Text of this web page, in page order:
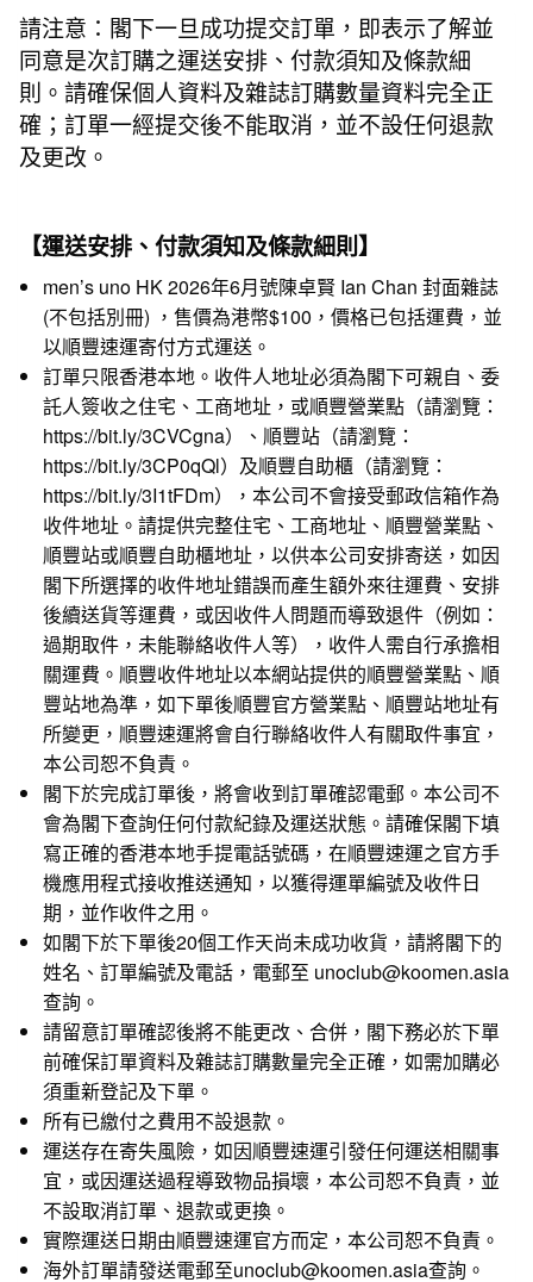
請注意：閣下一旦成功提交訂單，即表示了解並
同意是次訂購之運送安排、付款須知及條款細
則。請確保個人資料及雜誌訂購數量資料完全正
確；訂單一經提交後不能取消，並不設任何退款
及更改。
【運送安排、付款須知及條款細則】
men’s uno HK 2026年6月號陳卓賢 Ian Chan 封面雜誌
(不包括別冊) ，售價為港幣$100，價格已包括運費，並
以順豐速運寄付方式運送。
訂單只限香港本地。收件人地址必須為閣下可親自、委
託人簽收之住宅、工商地址，或順豐營業點（請瀏覽：
https://bit.ly/3CVCgna）、順豐站（請瀏覽：
https://bit.ly/3CP0qQl）及順豐自助櫃（請瀏覽：
https://bit.ly/3I1tFDm），本公司不會接受郵政信箱作為
收件地址。請提供完整住宅、工商地址、順豐營業點、
順豐站或順豐自助櫃地址，以供本公司安排寄送，如因
閣下所選擇的收件地址錯誤而產生額外來往運費、安排
後續送貨等運費，或因收件人問題而導致退件（例如：
過期取件，未能聯絡收件人等），收件人需自行承擔相
關運費。順豐收件地址以本網站提供的順豐營業點、順
豐站地為準，如下單後順豐官方營業點、順豐站地址有
所變更，順豐速運將會自行聯絡收件人有關取件事宜，
本公司恕不負責。
閣下於完成訂單後，將會收到訂單確認電郵。本公司不
會為閣下查詢任何付款紀錄及運送狀態。請確保閣下填
寫正確的香港本地手提電話號碼，在順豐速運之官方手
機應用程式接收推送通知，以獲得運單編號及收件日
期，並作收件之用。
如閣下於下單後20個工作天尚未成功收貨，請將閣下的
姓名、訂單編號及電話，電郵至 unoclub@koomen.asia
查詢。
請留意訂單確認後將不能更改、合併，閣下務必於下單
前確保訂單資料及雜誌訂購數量完全正確，如需加購必
須重新登記及下單。
所有已繳付之費用不設退款。
運送存在寄失風險，如因順豐速運引發任何運送相關事
宜，或因運送過程導致物品損壞，本公司恕不負責，並
不設取消訂單、退款或更換。
實際運送日期由順豐速運官方而定，本公司恕不負責。
海外訂單請發送電郵至unoclub@koomen.asia查詢。